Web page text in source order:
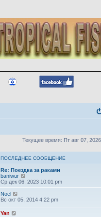
Текущее время: Пт авг 07,
ПОСЛЕДНЕЕ СООБЩЕНИЕ
Re: Поездка за раками
baniwur
е
р
й
к
Ср дек 06, 2023 10:01 pm
Noel
е
Вс окт 05, 2014 4:22 pm
Yan